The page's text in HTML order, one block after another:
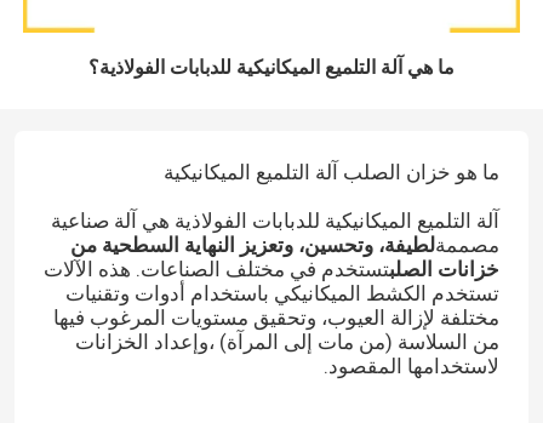
ما هي آلة التلميع الميكانيكية للدبابات الفولاذية؟
ما هو خزان الصلب آلة التلميع الميكانيكية
آلة التلميع الميكانيكية للدبابات الفولاذية هي آلة صناعية
مصممةلطيفة، وتحسين، وتعزيز النهاية السطحية من
خزانات الصلبتستخدم في مختلف الصناعات. هذه الآلات
تستخدم الكشط الميكانيكي باستخدام أدوات وتقنيات
مختلفة لإزالة العيوب، وتحقيق مستويات المرغوب فيها
من السلاسة (من مات إلى المرآة) ،وإعداد الخزانات
لاستخدامها المقصود.